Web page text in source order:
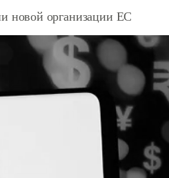
новой организации ЕС